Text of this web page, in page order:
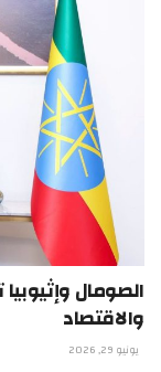
الصومال
والاقتصاد
يونيو 29, 2026